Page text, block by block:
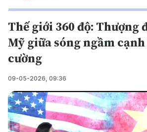
Thế giới 360 độ: Thượng
Mỹ giữa sóng ngầm
cường
09-05-2026, 09:36